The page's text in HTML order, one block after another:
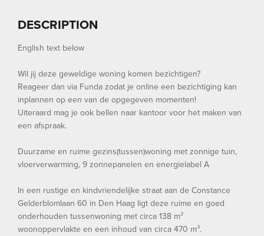
DESCRIPTION
English text below
Wil jij deze geweldige woning komen bezichtigen?
Reageer dan via Funda zodat je online een bezichtiging kan
inplannen op een van de opgegeven momenten!
Uiteraard mag je ook bellen naar kantoor voor het maken van
een afspraak.
Duurzame en ruime gezins(tussen)woning met zonnige tuin,
vloerverwarming, 9 zonnepanelen en energielabel A
In een rustige en kindvriendelijke straat aan de Constance
Gelderblomlaan 60 in Den Haag ligt deze ruime en goed
onderhouden tussenwoning met circa 138 m²
woonoppervlakte en een inhoud van circa 470 m³.